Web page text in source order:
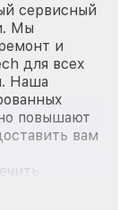
сервисный
Мы
и
для всех
Наша
повышают
вам
для
Infratech,